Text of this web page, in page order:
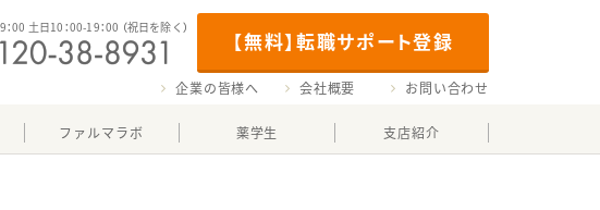
【無料】転職サポート登録
00 土日10：00-19：00 （祝日を除く）
企業の皆様へ 会社概要 お問い合わせ
ファルマラボ 薬学生 支店紹介